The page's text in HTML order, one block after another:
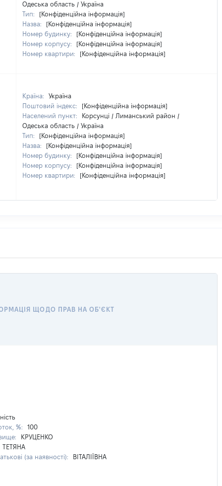
Одеська область / Україна
Тип:
[Конфіденційна інформація]
Назва:
[Конфіденційна інформація]
Номер будинку:
[Конфіденційна інформація]
Номер корпусу:
[Конфіденційна інформація]
Номер квартири:
[Конфіденційна інформація]
Країна:
Україна
Поштовий індекс:
[Конфіденційна інформація]
Населений пункт:
Корсунці / Лиманський район /
Одеська область / Україна
Тип:
[Конфіденційна інформація]
Назва:
[Конфіденційна інформація]
Номер будинку:
[Конфіденційна інформація]
Номер корпусу:
[Конфіденційна інформація]
Номер квартири:
[Конфіденційна інформація]
ЩОДО ПРАВ НА ОБ'ЄКТ
%:
100
КРУЦЕНКО
ТЕТЯНА
(за наявності):
ВІТАЛІЇВНА